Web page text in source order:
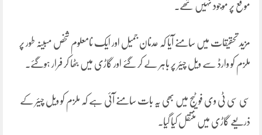
موقع پر موجود نہیں تھے۔
مزید تحقیقات میں سامنے آیا کہ عدنان جمیل اور ایک نامعلوم شخص مبینہ طور پر
ملزم کو وارڈ سے ویل چیئر پر باہر لے کر گئے اور گاڑی میں بٹھا کر فرار ہوگئے۔
سی سی ٹی وی فوٹیج میں بھی یہ بات سامنے آئی ہے کہ ملزم کو ویل چیئر کے
ذریعے گاڑی میں منتقل کیا گیا۔